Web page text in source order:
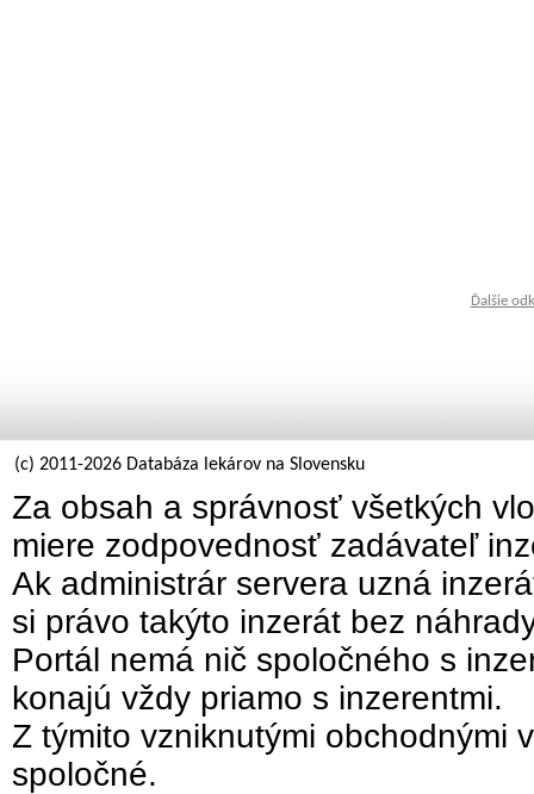
Ďalšie
(c) 2011-2026 Databáza lekárov na Slovensku
Za obsah a správnosť všetkých
miere zodpovednosť zadávateľ
Ak administrár servera uzná
si právo takýto inzerát bez
Portál nemá nič spoločného s
konajú vždy priamo s inzerentmi.
Z týmito vzniknutými obchodnými
spoločné.